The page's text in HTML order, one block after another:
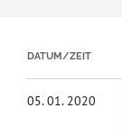
DATUM/ZEIT
05. 01. 2020